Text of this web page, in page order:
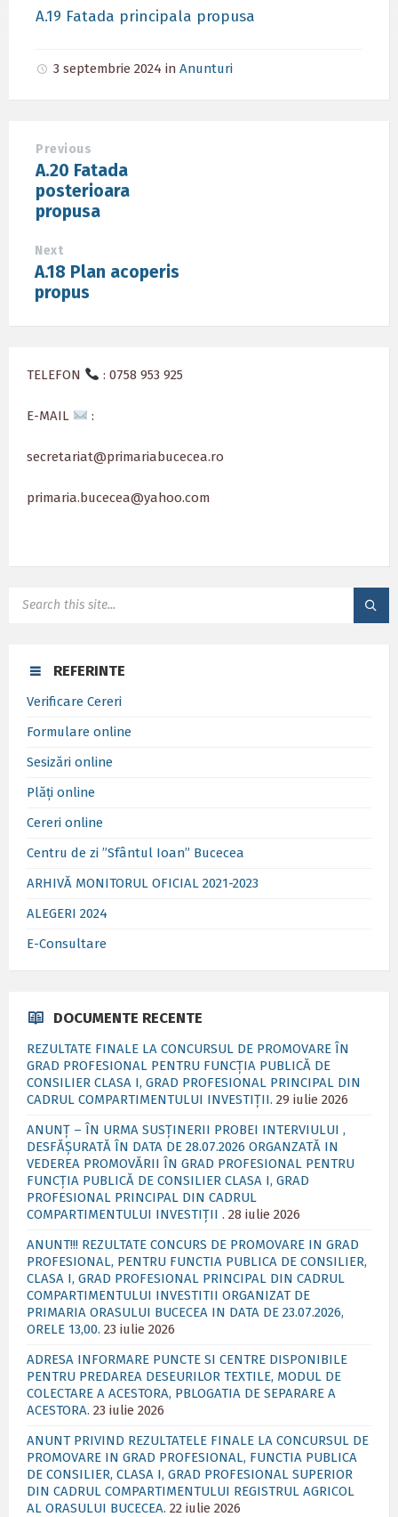
A.19 Fatada principala propusa
3 septembrie 2024 in Anunturi
Previous
A.20 Fatada
posterioara
propusa
Next
A.18 Plan acoperis
propus
TELEFON : 0758 953 925
E-MAIL :
secretariat@primariabucecea.ro
primaria.bucecea@yahoo.com
REFERINTE
Verificare Cereri
Formulare online
Sesizări online
Plăți online
Cereri online
Centru de zi ”Sfântul Ioan” Bucecea
ARHIVĂ MONITORUL OFICIAL 2021-2023
ALEGERI 2024
E-Consultare
DOCUMENTE RECENTE
REZULTATE FINALE LA CONCURSUL DE PROMOVARE ÎN
GRAD PROFESIONAL PENTRU FUNCȚIA PUBLICĂ DE
CONSILIER CLASA I, GRAD PROFESIONAL PRINCIPAL DIN
CADRUL COMPARTIMENTULUI INVESTIȚII. 29 iulie 2026
ANUNȚ – ÎN URMA SUSȚINERII PROBEI INTERVIULUI ,
DESFĂȘURATĂ ÎN DATA DE 28.07.2026 ORGANZATĂ IN
VEDEREA PROMOVĂRII ÎN GRAD PROFESIONAL PENTRU
FUNCȚIA PUBLICĂ DE CONSILIER CLASA I, GRAD
PROFESIONAL PRINCIPAL DIN CADRUL
COMPARTIMENTULUI INVESTIȚII . 28 iulie 2026
ANUNT!!! REZULTATE CONCURS DE PROMOVARE IN GRAD
PROFESIONAL, PENTRU FUNCTIA PUBLICA DE CONSILIER,
CLASA I, GRAD PROFESIONAL PRINCIPAL DIN CADRUL
COMPARTIMENTULUI INVESTITII ORGANIZAT DE
PRIMARIA ORASULUI BUCECEA IN DATA DE 23.07.2026,
ORELE 13,00. 23 iulie 2026
ADRESA INFORMARE PUNCTE SI CENTRE DISPONIBILE
PENTRU PREDAREA DESEURILOR TEXTILE, MODUL DE
COLECTARE A ACESTORA, PBLOGATIA DE SEPARARE A
ACESTORA. 23 iulie 2026
ANUNT PRIVIND REZULTATELE FINALE LA CONCURSUL DE
PROMOVARE IN GRAD PROFESIONAL, FUNCTIA PUBLICA
DE CONSILIER, CLASA I, GRAD PROFESIONAL SUPERIOR
DIN CADRUL COMPARTIMENTULUI REGISTRUL AGRICOL
AL ORASULUI BUCECEA. 22 iulie 2026